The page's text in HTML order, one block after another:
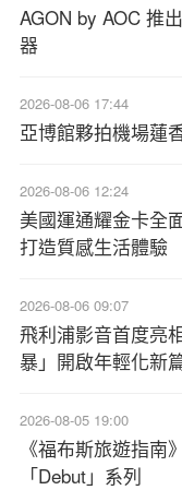
AGON by AOC 推
器
2026-08-06 17:44
亞博館夥拍機場蓮
2026-08-06 12:24
美國運通耀金卡全
打造質感生活體驗
2026-08-06 09:07
飛利浦影音首度亮
暴」開啟年輕化新
2026-08-05 19:00
《福布斯旅遊指
「Debut」系列